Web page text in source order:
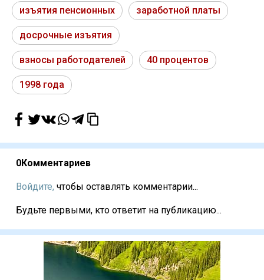
изъятия пенсионных заработной платы
досрочные изъятия
взносы работодателей 40 процентов
1998 года
0Комментариев
Войдите, чтобы оставлять комментарии...
Будьте первыми, кто ответит на публикацию...